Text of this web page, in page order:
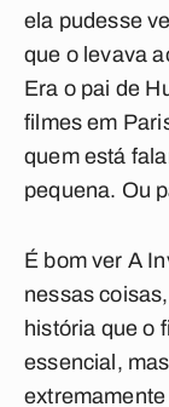
ela pudesse
que o levava
Era o pai de
filmes em
quem está
pequena. Ou
É bom ver A
nessas
história que o
essencial,